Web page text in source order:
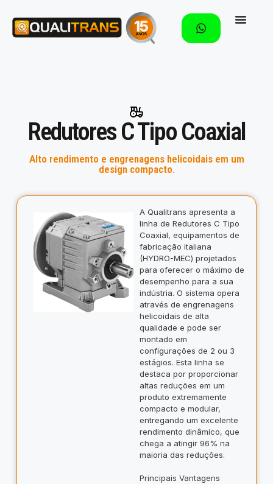
Redutores C Tipo Coaxial
Alto rendimento e engrenagens helicoidais em um
design compacto.
A Qualitrans apresenta a
linha de Redutores C Tipo
Coaxial, equipamentos de
fabricação italiana
(HYDRO-MEC) projetados
para oferecer o máximo de
desempenho para a sua
indústria. O sistema opera
através de engrenagens
helicoidais de alta
qualidade e pode ser
montado em
configurações de 2 ou 3
estágios. Esta linha se
destaca por proporcionar
altas reduções em um
produto extremamente
compacto e modular,
entregando um excelente
rendimento dinâmico, que
chega a atingir 96% na
maioria das reduções.
Principais Vantagens